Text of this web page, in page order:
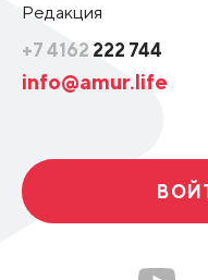
Редакция
+7 4162 222 744
info@amur.life